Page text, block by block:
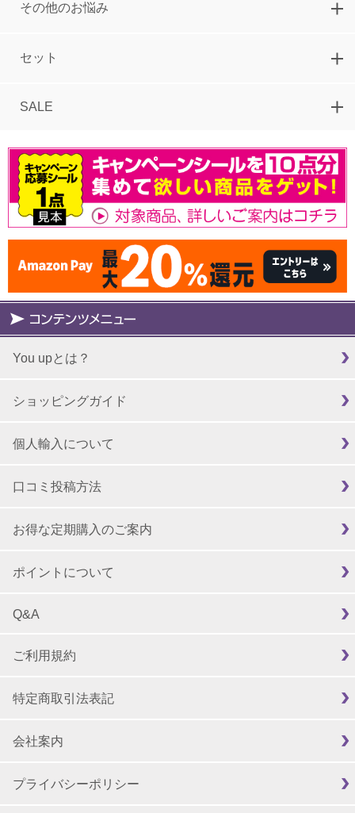
その他のお悩み
セット
SALE
You upとは？
ショッピングガイド
個人輸入について
口コミ投稿方法
お得な定期購入のご案内
ポイントについて
Q&A
ご利用規約
特定商取引法表記
会社案内
プライバシーポリシー